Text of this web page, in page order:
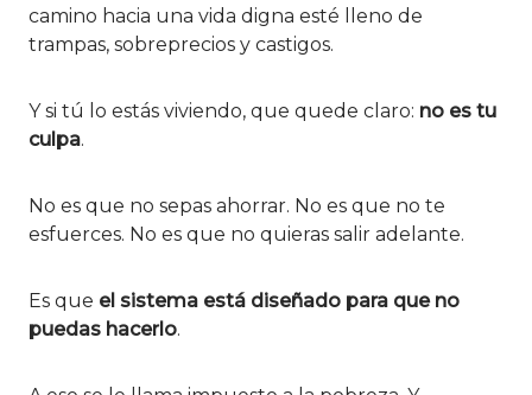
camino hacia una vida digna esté lleno de
trampas, sobreprecios y castigos.
Y si tú lo estás viviendo, que quede claro: no es tu
culpa.
No es que no sepas ahorrar. No es que no te
esfuerces. No es que no quieras salir adelante.
Es que el sistema está diseñado para que no
puedas hacerlo.